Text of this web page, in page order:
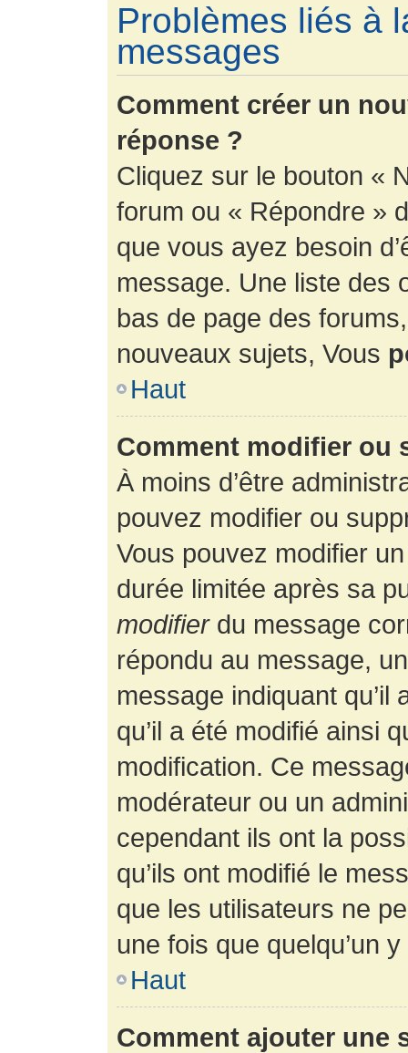
Problèmes liés à
messages
Comment créer un
réponse ?
Cliquez sur le bouton «
forum ou « Répondre »
que vous ayez besoin
message. Une liste des
bas de page des
nouveaux sujets, Vous
Haut
Comment modifier ou
À moins d’être
pouvez modifier ou
Vous pouvez modifier
durée limitée après sa
modifierdu message
répondu au message,
message indiquant
qu’il a été modifié ainsi
modification. Ce
modérateur ou un
cependant ils ont la
qu’ils ont modifié le
que les utilisateurs ne
une fois que quelqu’un
Haut
Comment ajouter une